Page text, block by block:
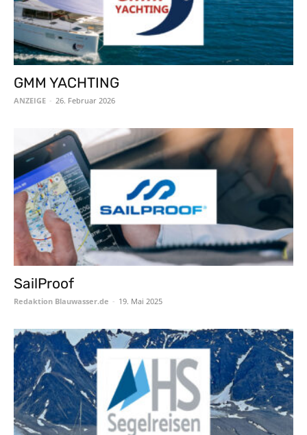
GMM YACHTING
ANZEIGE - 26. Februar 2026
SailProof
Redaktion Blauwasser.de - 19. Mai 2025